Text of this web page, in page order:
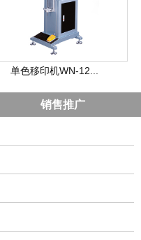
单色移印机WN-12...
销售推广